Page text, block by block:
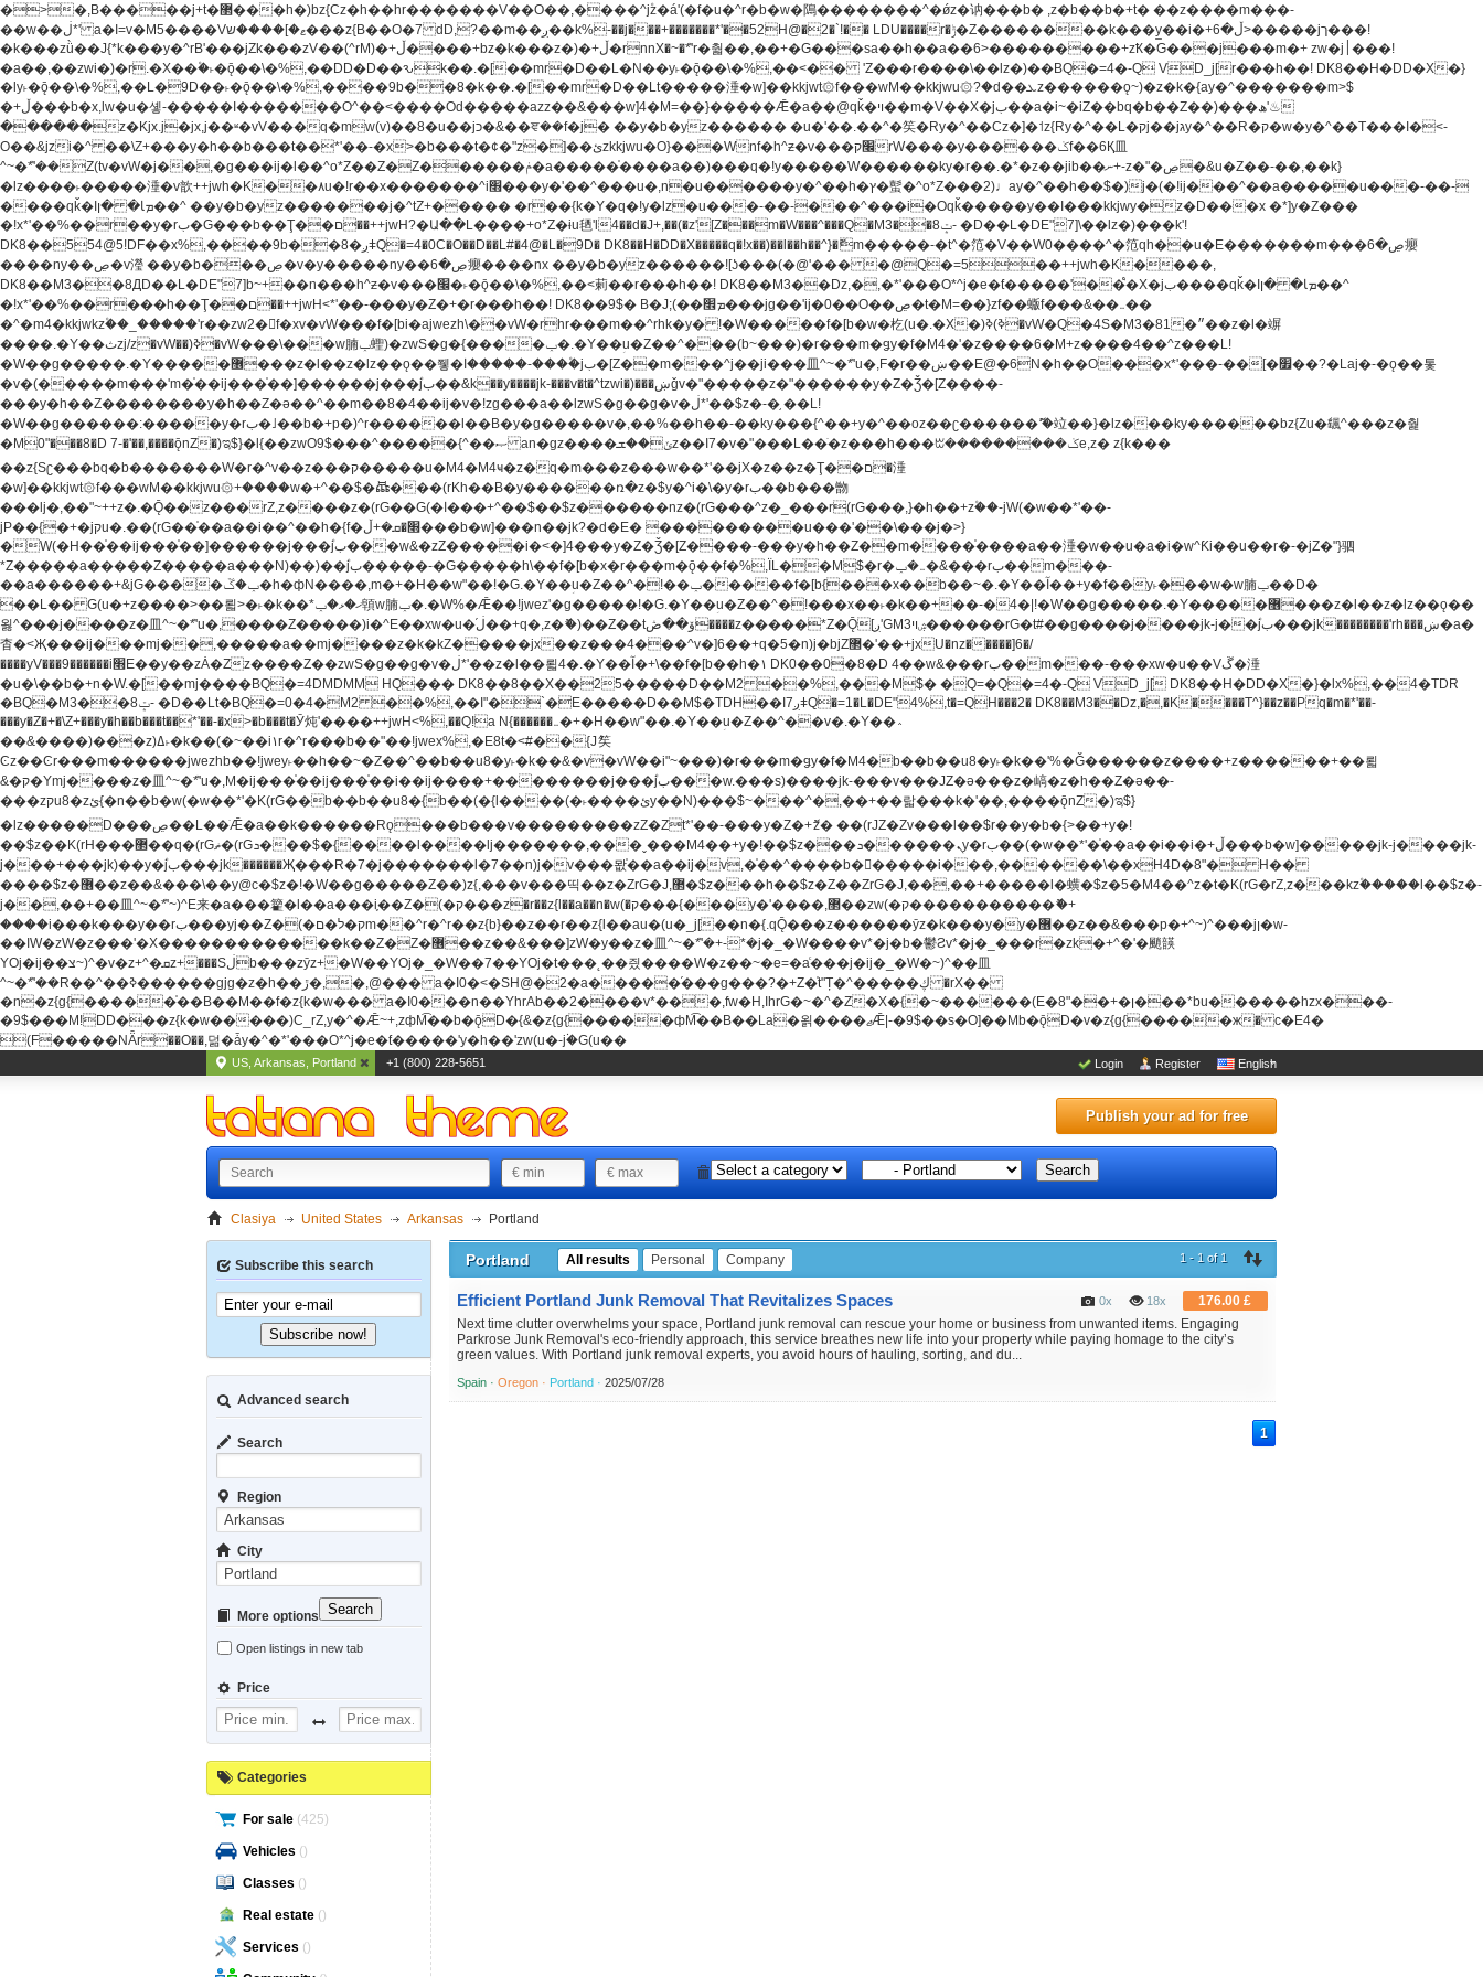
�>�,B�����j+t�޲���h�)bz{Cz�h��hr�������V��O��,����^j۫z�á'(�f�u�^r�b�w�隝��������^�ǿz�讷���b� ,z�b��b�+t� ��z����m���-
��w��ڶ*' a�I=v�M5����Vޱ�]����ש���z{B��O�7 dD,?��m��ږ��k%-��j���+�������*'��52H@�2�`!�� LDU����r�ݱ�Z��������k���y͇��i�+ڵ�6>�����jך���!
�k���zǜ��J{*k���y�^rB'���jZk���zV��(^rM)�+ڵ����+bz�k���z�)�+ڵ�rnnX�~�ܶ*'r�춻��,��+�G���sa��h��a��6>���������+zҞ�G���j���m�+ zw�j׀���!
�a��,��zwi�)�r.�X��۫�˫�ǭ��\�%,��DD�D��ԅk��.�[��mr�D��L�N��y˫�ǭ��\�%,��<�� 'Z���r����\��lz�)��BQ�=4�-Q VD_j[r���h��! DK8��H�DD�X�}
�ly˫�ǭ��\�%,��L�9D��˫�ǭ��\�%,����9b��8�k��.�[��mr�D��Lt�����涶�w]��kkjwt۞f���wM��kkjwu۞?�d��ܥz������ǫ~)�z�k�{ay�^�������m>$
�+ڵ���b�x,lw�u�솋-�����I�������O^��<����Od�����azz��&���w]4�M=��}�����Ǣ�a��@qǩ�ױ��m�V��X�jب��a�i~�iZ��bq�b��Z��)���ھ'♨
������z�Kjx.j�jx,j��ʶ�vV���q�mw(v)��8�u��jכ�&��ਞ��f�j� ��y�b�yz������ �u�'��.��^�笶�Ry�^��Cz�]�˦z{Ry�^��L�קj��jגy�^��R�ק�w�y�^��T���I�<-
O��&jzi�^ ��\Z+���y�h��b���t��*'��-�x>�b���t�¢�"z�]��ئzkkjwu�O}���Wnf�h^ƶ�v���׬קrW����y������ݢf��6Қ⽫
^~�ܶ*'��Z(tv�vW�j��,�g���ij�l��^o*Z��Z�Z������ݥ�a�����֫����a��)���q�!y�����W������ky�r��.�*�z��jib��ނ+-z�"�ڝ�&u�Z��-��,��k}
�lz����˫�����涶�v歆++jwh�K��٨u�!r��x�������^i׫���y�'��^���u�,n�u������y�^��h�ץ�蟚�^o*Z���2)♩ay�^��h��$�)j�(�!ij���^��a�����u���-��-
����qǩ�Iܡا� �ן��^ ��y�b�yz�������j�^tZ+����� �r��{k�Y�q�!y�lz�u���-��-���^���i�Oqǩ�����y��I���kkjwy�z�D���x �*]y�Z���
�!x*'��%��r��y�rب�G���b��Ţ��ם��++jwH?�Ա��L����+o*Z�ɨu毢'l4��d�J+,��(�z'[Z���m�W���^���Q�M3��8ݓ- �D��L�DE"7]\��lz�)���k'!
DK8��554@5!DF��x%,����9b��8�ږǂQ�=4�0C�O��D��L#�4@�L�9D� DK8��H�DD�X�����q�!x��)��l��h��^}�ޮm�����-�t^�笵�V��W0����^�笵qh��u�E�������m���ڝ�6癭
����ny��ڝ�v瀅 ��y�b���ڝ�v�y�����ny��ڝ�6癭����nx ��y�b�yz������![ʖ���(�@'��� �@Q�=5��++jwh�K����,
DK8��M3��8ДD��L�DE"7]b~+��n���h^ƶ�v���׬�˫�ǭ��\�%,��<䓶��r���h��! DK8��M3��Dz,�,�*'���O*^j�e�ƭ�����'��֩�X�jب����qǩ�Iܡا� �ן��^
�!x*'��%��r���h��Ţ��ם��++jwH<*'��-���y�Z�+�r���h��! DK8��9$� B�J;(��ܡ׮���jg��'ij�0��O��ڝ�t�M=��}zf��蝂f���&��܅��
�^�m4�kkjwkz۫��_�����'r��zw2�f�xv�vW���f�[bi�ajwezh\��vW�rhr���m��^rhk�y� !�W�����f�[b�w�杚(u�.�X�)ߢ)ߢ�vW�Q�4S�M3�81�״��z�l�竮
����.�Y��ثzj/z�vW��)ߢ�vW���\���w腩ݕ蟶)�zwS�g�{����ݕ�.�Y��ؚu�Z��^���(b~���)�r���m�ǥy�f�M4�'�z����6�M+z����4��^z���L!
�W��g�����.�Y��؜���޶���z�l��z�lz��ǫ��쮛�ا�����-����۫jب�[Z��m���^j��ji���⽫^~�ܶ*'u�,F�r��ښ��E@�6N�h��O���x*'���-��[�׿��?�Laj�-�ǫ��톷
�v�(�����m���'m�֫��ij���֫��]������j���۫jب��&k��y����jk-���v�t�^tzwi�)���ښǧv�"�����z�"������y�Z�Ǯ�[Z����-
���y�h��Z��������y�h��Z�ǝ��^��m��8�4��ij�v�!zg���a��lzwS�g��g�v�ڶ*'��$z�-�֥ ��L!
�W��g������:�����y�rب�˩��b�+p�)^r������l��B�y�g�����v�,��%��h��-��ky���{^��+y�^��oz��ʗ������ޮ'�竝��}�lz���ky������bz{Zu�颻^���z�춽
�M0"���8�D 7-�'��,����ǭnZ�)ಇ$}�l{��zwO9$���^�����{^��ޞ an�gz����ݶ��ܫz��I7�v�"���L��ֹ�z���h���ꔱ���������ݢe,z� z{k���
��z{Sʗ���bq�b��� ����W�r�^v��z���ק�����u�M4�M4ҹ�z�q�m���z���w��*'��jX�z��z�Ţ��ם�涶
�w]��kkjwt۞f���wM��kkjwu۞+����w�+^��$�ꬡ���(rKh��B�y������ռ�z�$y�^i�\�y�rب��b���朆
���lj�,��"~++z�.�Ǭ��z���rZ,z����z�(rG��G(�ا���+^��$��$z������nz�(rG���^z�_���r(rG���,}�h��+z۫��-jW(�w��*'��-
jP��{�+�jקu�.��(rG��֫��a��i��^��h�{f�׫�ܩ�+ڵ���b�w]���n��jk?�d�E� ���������u���'��\���j�>}
�W(�H��֫��ij���֫��]������j���۫jب���w&�zZ�����i�<�]4���y�Z�Ǯ�[Z����-���y�h��Z��m����֫����a��涶�w��u�a�i�w^Ƙi��u��r�-�jZ�"}驷
*Z�����a�����Z�����a���N)��)��۫jب�����-�G�����h\��f�[b�x�r���m�ǭ��f�%,ÏL��M$�r�܅�ݕ�&���rب��m���-
��a������+&jG����ݕ�ڱ�h�фN����,m�+�H��w"��!�G.�Y��ؚu�Z��^�!��ݕ�����f�[b{���x��b��~�.�Y��آ��+y�f��y˫���w�w腩ݕ��D�
��L�� G(u�+z����>��뢻>�˫�k��*ޚ�ޅ�ݕ顊w腩ݕ�.�W%�Ǣ��!jwez'�g�����!�G.�Y��ؚu�Z��^�!���x��˫�k��+��-�4�|!�W��g�����.�Y��؜���޶���z�l��z�lz��ǫ��
욇^���j����z�⽫^~�ܶ*'u�,����Z�����)i�^E��xw�u�ڶ֜��+q�,z�ޮ�)��Z��tۆ��ڞ����z�����*Z�Ǭ[ږ'GM3ۺױ������rG�t#��g����j����jk-j��۫jب���jk��������'rh���ښ�a�
杳�<Җ���ij���mj��,�����a��mj����z�k�kZ�����jx��z���4���^v�]6��+q�5�n)j�bjZ޲�'��+jxU�nz�����]6�/
����yV���9������i׫E��y��zȦ�Zz����Z��zwS�g��g�v�ڶ*'��z�l��뢻4�.�Y��آ�+\��f�[b��h�١ DK0��0�8�D 4��w&���rب��m���-���xw�u��Vڱ�涶
�u�\��b�+n�W.�[��mj����BQ�=4DMDMM HQ��� DK8��8��X��25�����D��M2 ��%,���M$� �Q=�Q�=4�-Q VD_j[ DK8��H�DD�X�}�lx%,��4�TDR
�BQ�M3��8ݓ- �D��Lt�BQ�=0�4�M2 ��%,��I"�`�E�����D��M$�TDH��I7ږǂQ�=1�L�DE"4%,t�=QH���2� DK8��M3��Dz,�,�K����T^}��z��Pq�m�*'��-
���y�Z�+�\Z+���y�h��b���t��*'��-�x>�b���t�Ӯ炖'����++jwH<%,��Q!a N{������܅�+�H��w"��.�Y��ؚu�Z��^��v�.�Y��؞
��&����)���z)ߡ˫�k��(�~��i١r�^r���b��"��!jwex%,�E8t�<#��{Jު笶
Ͼz��Ͼr���m������jwezhb��!jwey˫��h��~�Z��^��b��u8�y˫�k��&�v�vW��i"~���)�r���m�ǥy�f�M4�b��b��u8�y˫�k��'%�Ǧ������z����+z������+��뢻
&�ק�Ymj����z�⽫^~�ܶ*'u�,M�ij���֫��ij���֫��i��ij����+��������j���۫jب���w.���s)����jk-���v���JZ�ǝ���z�嵪�z�h��Z�ǝ��-
���zקu8�zئ{�n��b�w(�w��*'�K(rG��b��b��u8�{b��(�{l����(�˫����ئy��N)���$~���^�,��+��랇���k�'��,����ǭnZ�)ಇ$}
�lz�����D���ڝ��L��ֹǢ�a��k������Rǫ���b���v���������zZ�Zt*'��-���y�Z�+ޮz� ��(rJZ�Zv���l��$r��y�b�{>��+y�!
��$z��K(rH���޲��q�(rGޡ�(rGܖ���$�{����l����lj�������,���ˬ���M4��+y�!��$z���ܖ������ܢy�rب��(�w��*'�֫��a��i��i�+ڵ���b�w]�����jk-j����jk-
j���+���jk)��y�۫jب���jk������Җ���R�7�j�������l�7��n)j�v���뫖֫��a��ij�v,�֫��^����b������i���,������\��xH4D�8"� H��
����$z�޶��z��&���\��y@ϲ�$z�!�W��g�����Z��)z{,���v���띡��z�ZrG�J,޲�$z���h��$z�Z��ZrG�J,��,��+�����l�蟥�$z�5�M4��^z�t�K(rG�rZ,z���kz۫�����l��$z�-
j��,��+��⽫^~�ܶ*'~)^E来�a���籊�l��a���i֛��Z�(�ק���z�r��z{l��a��n�w(�ק���{���y�'����,޲��zw(�ק�����������ޮ�+
����i���k���y��rب���yj��Z�(�ק�ל�םm��^r�^r��z{b}��z��r��z{l��au�(u�_j[��n�{.qǬ���z������ȳz�k���y�y�޶��z��&���p�+^~)^���jן�w-
��ߊW�zW�z���'�X�������������k��Z�Z�޶��z��&���]zW�y��z�⽫^~�ܶ*'�+-*�j�_�W����v*�j�b�鬱Ƨv*�j�_���r�zk�+^�'�颵韺
YOj�ij��צ~)^�v�z+^�ܩz+���Sڶb���zȳz+�W��YOj�_�W��7��YOj�t���˛��즸����W�z��~�e=�aⷭ���j�ij�_�W�~)^��⽫
^~�ܶ*'��R��^��ߢ������gjg�z�h��ڙ�,�,@��� a�I0�<�SH@�2�a�����֜���g���?�+Z�֫t"Ț�^�����ڮ �rX��
�n�z{g{�����֫��B��M��f�z{k�w��� a�I0���n��YhrAb��2����v*���,fw�H,IhrG�~�^�Z�X�{�~������(E�8"��+�ן���*bu������hzx���-
�9$���M!DD���z{k�w�����)C_rZ,y�^�Ǣ~+,zфM͡��b�ǭD�{&�z{g{�����фM͡��B��La�욁����ޖǢ|-�9$��s�O]��Mb�ǭD�v�z{g{�����ж� c�E4�
(F�����ΝǞr��O��,덞�ǡy�^�*'���O*^j�e�ƭ�����'y�h��'zw(u�-j۬�G(u��
US, Arkansas, Portland +1 (800) 228-5651 English
Register
Login
Publish your ad for free
Search
Clasiya United States Arkansas Portland
Portland All results Personal Company 1 - 1 of 1
Efficient Portland Junk Removal That Revitalizes Spaces 176.00 £
18x
0x
Next time clutter overwhelms your space, Portland junk removal can rescue your home or business from unwanted items. Engaging
Parkrose Junk Removal's eco‑friendly approach, this service breathes new life into your property while paying homage to the city’s
green values. With Portland junk removal experts, you avoid hours of hauling, sorting, and du...
Spain ·Oregon · Portland ·2025/07/28
1
Subscribe this search
Subscribe now!
Advanced search
Search
Region
City
More options
Open listings in new tab
Price
Search
Categories
For sale (425)
Vehicles ()
Classes ()
Real estate ()
Services ()